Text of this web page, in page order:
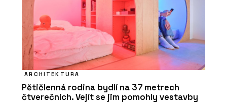
ARCHITEKTURA
Pětičlenná rodina bydlí na 37 metrech
čtverečních. Vejít se jim pomohly vestavby